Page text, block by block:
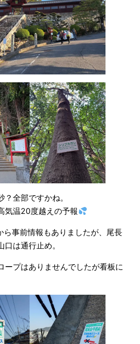
全部ですかね。
気温20度越えの予報
ら事前情報もありましたが、尾長
は通行止め。
ープはありませんでしたが看板に